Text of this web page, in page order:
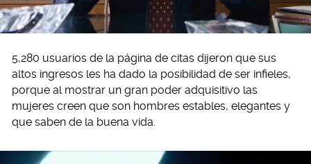
5,280 usuarios de la página de citas dijeron que sus
altos ingresos les ha dado la posibilidad de ser infieles,
porque al mostrar un gran poder adquisitivo las
mujeres creen que son hombres estables, elegantes y
que saben de la buena vida.